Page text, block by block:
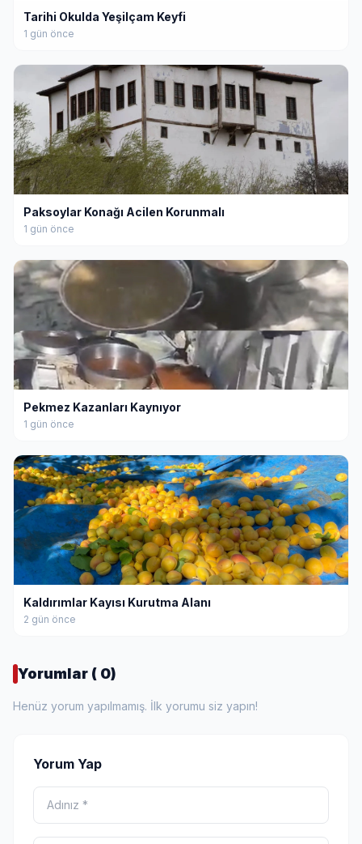
Tarihi Okulda Yeşilçam Keyfi
1 gün önce
Paksoylar Konağı Acilen Korunmalı
1 gün önce
Pekmez Kazanları Kaynıyor
1 gün önce
Kaldırımlar Kayısı Kurutma Alanı
2 gün önce
Yorumlar ( 0)
Henüz yorum yapılmamış. İlk yorumu siz yapın!
Yorum Yap